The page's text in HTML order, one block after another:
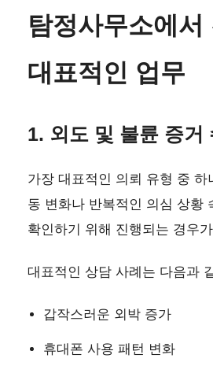
탐정사무소에서
대표적인 업무
1. 외도 및 불륜 증거
가장 대표적인 의뢰 유형 중 하
동 변화나 반복적인 의심 상황
확인하기 위해 진행되는 경우
대표적인 상담 사례는 다음과
갑작스러운 외박 증가
휴대폰 사용 패턴 변화